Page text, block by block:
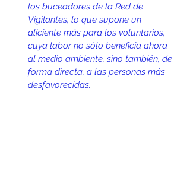
los buceadores de la Red de
Vigilantes, lo que supone un
aliciente más para los voluntarios,
cuya labor no sólo beneficia ahora
al medio ambiente, sino también, de
forma directa, a las personas más
desfavorecidas.